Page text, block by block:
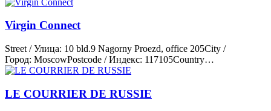
Virgin Connect
Street / Улица: 10 bld.9 Nagorny Proezd, office 205City /
Город: MoscowPostcode / Индекс: 117105Country…
LE COURRIER DE RUSSIE